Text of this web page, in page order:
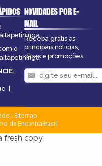
o
:
|
NOVIDADES POR E-
MAIL
Receba grátis as
principais notícias,
dicas e promoções
Sitemap
do EncontraBrasil
fresh copy.